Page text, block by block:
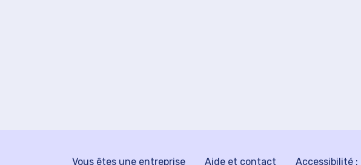
Vous êtes une entreprise Aide et contact Accessibilité